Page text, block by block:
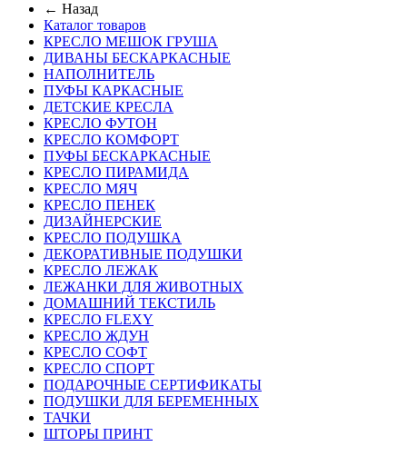
← Назад
Каталог товаров
КРЕСЛО МЕШОК ГРУША
ДИВАНЫ БЕСКАРКАСНЫЕ
НАПОЛНИТЕЛЬ
ПУФЫ КАРКАСНЫЕ
ДЕТСКИЕ КРЕСЛА
КРЕСЛО ФУТОН
КРЕСЛО КОМФОРТ
ПУФЫ БЕСКАРКАСНЫЕ
КРЕСЛО ПИРАМИДА
КРЕСЛО МЯЧ
КРЕСЛО ПЕНЕК
ДИЗАЙНЕРСКИЕ
КРЕСЛО ПОДУШКА
ДЕКОРАТИВНЫЕ ПОДУШКИ
КРЕСЛО ЛЕЖАК
ЛЕЖАНКИ ДЛЯ ЖИВОТНЫХ
ДОМАШНИЙ ТЕКСТИЛЬ
КРЕСЛО FLEXY
КРЕСЛО ЖДУН
КРЕСЛО СОФТ
КРЕСЛО СПОРТ
ПОДАРОЧНЫЕ СЕРТИФИКАТЫ
ПОДУШКИ ДЛЯ БЕРЕМЕННЫХ
ТАЧКИ
ШТОРЫ ПРИНТ